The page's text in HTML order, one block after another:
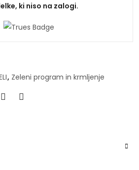
ki niso na zalogi.
, Zeleni program in krmljenje